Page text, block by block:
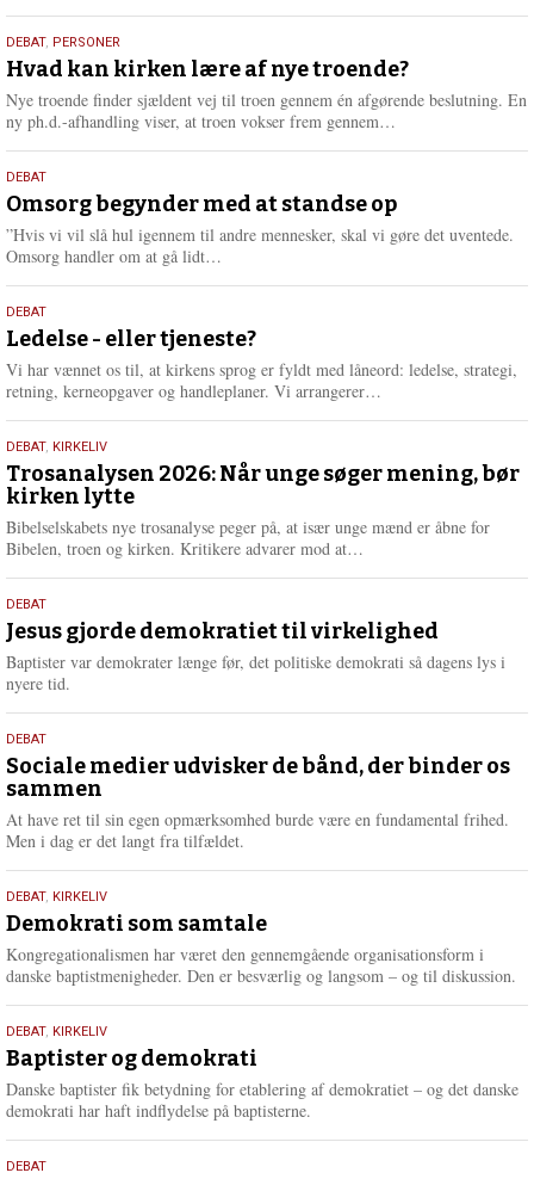
e
r
e
25.
juli
2026
DEBAT, PERSONER
Hvad kan kirken lære af nye troende?
Nye troende finder sjældent vej til troen gennem én afgørende beslutning. En
ny ph.d.-afhandling viser, at troen vokser frem gennem…
e
r
e
9.
juli
2026
DEBAT
Omsorg begynder med at standse op
”Hvis vi vil slå hul igennem til andre mennesker, skal vi gøre det uventede.
Omsorg handler om at gå lidt…
e
r
e
10.
juni
2026
DEBAT
Ledelse - eller tjeneste?
Vi har vænnet os til, at kirkens sprog er fyldt med låneord: ledelse, strategi,
retning, kerneopgaver og handleplaner. Vi arrangerer…
e
2.
juni
2026
DEBAT, KIRKELIV
Trosanalysen 2026: Når unge søger mening, bør
kirken lytte
Bibelselskabets nye trosanalyse peger på, at især unge mænd er åbne for
Bibelen, troen og kirken. Kritikere advarer mod at…
e
r
18.
maj
2026
DEBAT
Jesus gjorde demokratiet til virkelighed
Baptister var demokrater længe før, det politiske demokrati så dagens lys i
nyere tid.
18.
maj
2026
DEBAT
Sociale medier udvisker de bånd, der binder os
sammen
At have ret til sin egen opmærksomhed burde være en fundamental frihed.
Men i dag er det langt fra tilfældet.
18.
maj
2026
DEBAT, KIRKELIV
Demokrati som samtale
Kongregationalismen har været den gennemgående organisationsform i
danske baptistmenigheder. Den er besværlig og langsom – og til diskussion.
18.
maj
2026
DEBAT, KIRKELIV
Baptister og demokrati
Danske baptister fik betydning for etablering af demokratiet – og det danske
demokrati har haft indflydelse på baptisterne.
18.
DEBAT